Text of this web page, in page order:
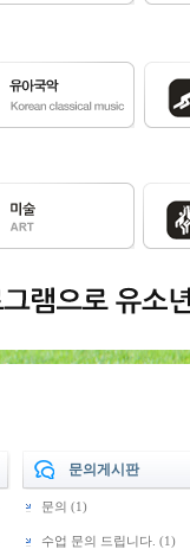
문의게시판
문의 (1)
수업 문의 드립니다. (1)